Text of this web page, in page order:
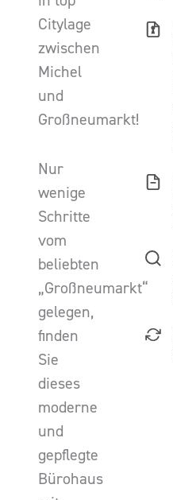
Citylage
zwischen
Michel
und
Großneumarkt!
Nur
wenige
Schritte
vom
beliebten
„Großneumarkt“
gelegen,
finden
Sie
dieses
moderne
und
gepflegte
Bürohaus